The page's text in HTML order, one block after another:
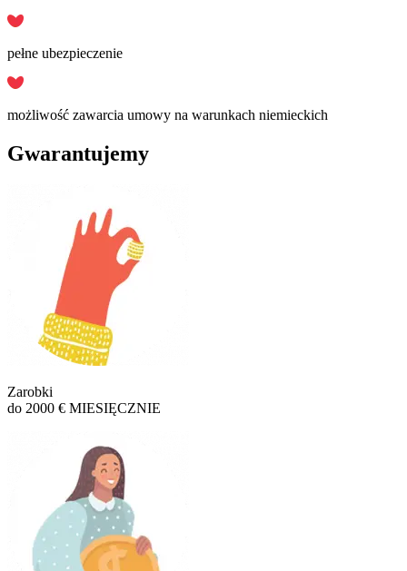
pełne ubezpieczenie
możliwość zawarcia umowy na warunkach niemieckich
Gwarantujemy
Zarobki
do 2000 € MIESIĘCZNIE